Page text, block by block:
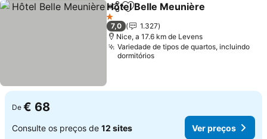
PartilharAdicionar aos favoritos
Hôtel Belle Meunière
1 Estrelas
7,0
1.327
Nice, a 17.6 km de Levens
Variedade de tipos de quartos, incluindo
dormitórios
De € 68
Consulte os preços de 12 sites Ver preços